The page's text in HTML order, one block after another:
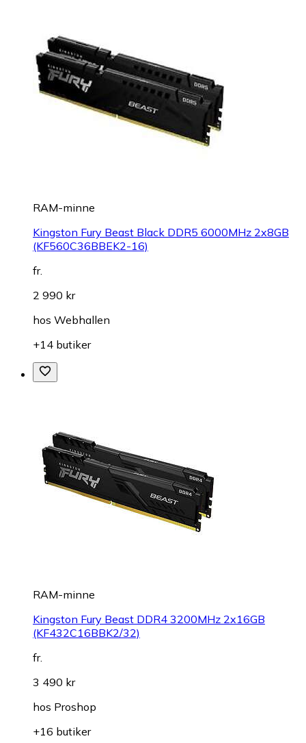
RAM-minne
Kingston Fury Beast Black DDR5 6000MHz 2x8GB
(KF560C36BBEK2-16)
fr.
2 990 kr
hos Webhallen
+14 butiker
RAM-minne
Kingston Fury Beast DDR4 3200MHz 2x16GB
(KF432C16BBK2/32)
fr.
3 490 kr
hos Proshop
+16 butiker